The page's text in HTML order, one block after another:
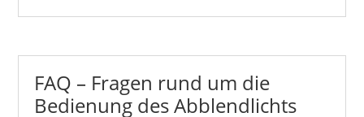
FAQ – Fragen rund um die
Bedienung des Abblendlichts